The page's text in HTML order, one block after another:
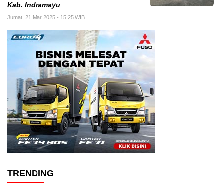
Kab. Indramayu
Jumat, 21 Mar 2025 - 15:25 WIB
TRENDING